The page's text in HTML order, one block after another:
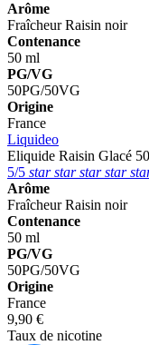
Arôme
FraîcheurRaisin noir
Contenance
50 ml
PG/VG
50PG/50VG
Origine
France
Liquideo
Eliquide Raisin Glacé
5/5 starstarstarstar
Arôme
FraîcheurRaisin noir
Contenance
50 ml
PG/VG
50PG/50VG
Origine
France
9,90 €
Taux de nicotine